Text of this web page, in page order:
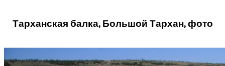
Тарханская балка, Большой Тархан, фото